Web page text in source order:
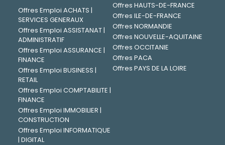
Offres Emploi ACHATS |
SERVICES GENERAUX
Offres Emploi ASSISTANAT |
ADMINISTRATIF
Offres Emploi ASSURANCE |
FINANCE
Offres Emploi BUSINESS |
RETAIL
Offres Emploi COMPTABILITE |
FINANCE
Offres Emploi IMMOBILIER |
CONSTRUCTION
Offres Emploi INFORMATIQUE
| DIGITAL
Offres HAUTS-DE-FRANCE
Offres ILE-DE-FRANCE
Offres NORMANDIE
Offres NOUVELLE-AQUITAINE
Offres OCCITANIE
Offres PACA
Offres PAYS DE LA LOIRE